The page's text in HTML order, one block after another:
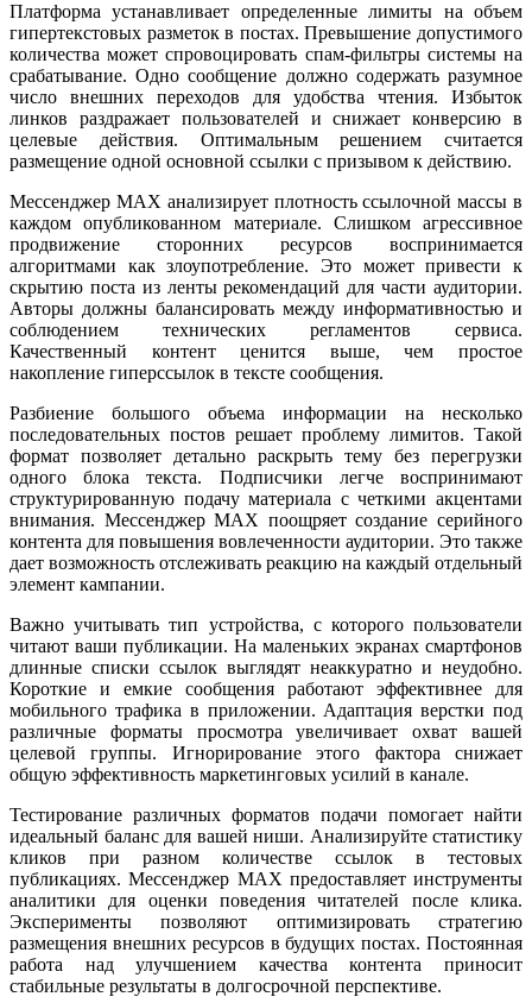
Платформа устанавливает определенные лимиты на объем
гипертекстовых разметок в постах. Превышение допустимого
количества может спровоцировать спам-фильтры системы на
срабатывание. Одно сообщение должно содержать разумное
число внешних переходов для удобства чтения. Избыток
линков раздражает пользователей и снижает конверсию в
целевые действия. Оптимальным решением считается
размещение одной основной ссылки с призывом к действию.
Мессенджер MAX анализирует плотность ссылочной массы в
каждом опубликованном материале. Слишком агрессивное
продвижение сторонних ресурсов воспринимается
алгоритмами как злоупотребление. Это может привести к
скрытию поста из ленты рекомендаций для части аудитории.
Авторы должны балансировать между информативностью и
соблюдением технических регламентов сервиса.
Качественный контент ценится выше, чем простое
накопление гиперссылок в тексте сообщения.
Разбиение большого объема информации на несколько
последовательных постов решает проблему лимитов. Такой
формат позволяет детально раскрыть тему без перегрузки
одного блока текста. Подписчики легче воспринимают
структурированную подачу материала с четкими акцентами
внимания. Мессенджер MAX поощряет создание серийного
контента для повышения вовлеченности аудитории. Это также
дает возможность отслеживать реакцию на каждый отдельный
элемент кампании.
Важно учитывать тип устройства, с которого пользователи
читают ваши публикации. На маленьких экранах смартфонов
длинные списки ссылок выглядят неаккуратно и неудобно.
Короткие и емкие сообщения работают эффективнее для
мобильного трафика в приложении. Адаптация верстки под
различные форматы просмотра увеличивает охват вашей
целевой группы. Игнорирование этого фактора снижает
общую эффективность маркетинговых усилий в канале.
Тестирование различных форматов подачи помогает найти
идеальный баланс для вашей ниши. Анализируйте статистику
кликов при разном количестве ссылок в тестовых
публикациях. Мессенджер MAX предоставляет инструменты
аналитики для оценки поведения читателей после клика.
Эксперименты позволяют оптимизировать стратегию
размещения внешних ресурсов в будущих постах. Постоянная
работа над улучшением качества контента приносит
стабильные результаты в долгосрочной перспективе.